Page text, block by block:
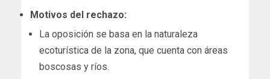
Motivos del rechazo:
La oposición se basa en la naturaleza
ecoturística de la zona, que cuenta con áreas
boscosas y ríos.